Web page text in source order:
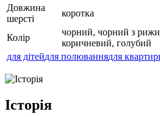
Довжина
шерсті
коротка
Колір
чорний, чорний з
коричневий, голубий
для дітейдля полюваннядля
Історія